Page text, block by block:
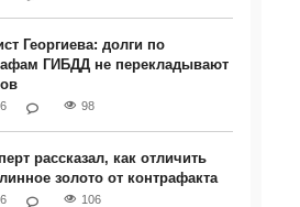
Георгиева: долги по
ГИБДД не перекладывают
98
рассказал, как отличить
золото от контрафакта
106